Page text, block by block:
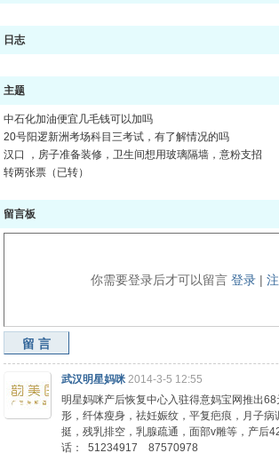
日志
主题
中石化加油便宜几毛钱可以加吗
20号阳逻新洲考场科目三考试，有了解情况的吗
汉口 ，房子准备装修，卫生间想用玻璃隔墙，意粉支招
转两张票（已转）
留言板
你需要登录后才可以留言 登录 |
留言
武汉明星妈咪 2014-3-5 12:55
明星妈咪产后恢复中心入驻得意妈宝网推出
形，纤体瘦身，祛妊娠纹，平复疤痕，月子病
挺，残乳排空，乳腺疏通，面部v雕等，产后
话： 51234917 87570978